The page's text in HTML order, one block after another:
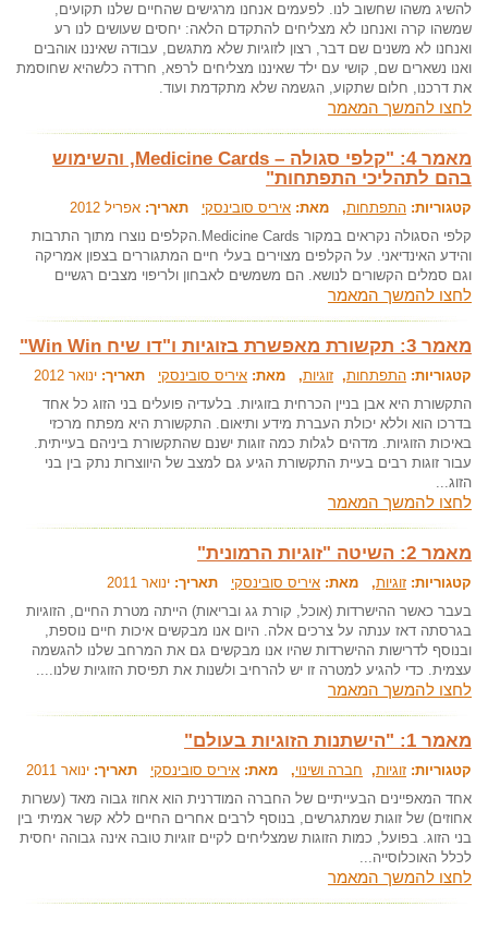
להשיג משהו שחשוב לנו. לפעמים אנחנו מרגישים שהחיים שלנו תקועים,
שמשהו קרה ואנחנו לא מצליחים להתקדם הלאה: יחסים שעושים לנו רע
ואנחנו לא משנים שם דבר, רצון לזוגיות שלא מתגשם, עבודה שאיננו אוהבים
ואנו נשארים שם, קושי עם ילד שאיננו מצליחים לרפא, חרדה כלשהיא שחוסמת
את דרכנו, חלום שתקוע, הגשמה שלא מתקדמת ועוד.
לחצו להמשך המאמר
מאמר 4: "קלפי סגולה – Medicine Cards, והשימוש
בהם לתהליכי התפתחות"
קטגוריות: התפתחות, מאת: איריס סובינסקי תאריך: אפריל 2012
קלפי הסגולה נקראים במקור Medicine Cards.הקלפים נוצרו מתוך התרבות
והידע האינדיאני. על הקלפים מצוירים בעלי חיים המתגוררים בצפון אמריקה
וגם סמלים הקשורים לנושא. הם משמשים לאבחון ולריפוי מצבים רגשיים
לחצו להמשך המאמר
מאמר 3: תקשורת מאפשרת בזוגיות ו"דו שיח Win Win"
קטגוריות: התפתחות, זוגיות, מאת: איריס סובינסקי תאריך: ינואר 2012
התקשורת היא אבן בניין הכרחית בזוגיות. בלעדיה פועלים בני הזוג כל אחד
בדרכו הוא וללא יכולת העברת מידע ותיאום. התקשורת היא מפתח מרכזי
באיכות הזוגיות. מדהים לגלות כמה זוגות ישנם שהתקשורת ביניהם בעייתית.
עבור זוגות רבים בעיית התקשורת הגיע גם למצב של היווצרות נתק בין בני
הזוג...
לחצו להמשך המאמר
מאמר 2: השיטה "זוגיות הרמונית"
קטגוריות: זוגיות, מאת: איריס סובינסקי תאריך: ינואר 2011
בעבר כאשר ההישרדות (אוכל, קורת גג ובריאות) הייתה מטרת החיים, הזוגיות
בגרסתה דאז ענתה על צרכים אלה. היום אנו מבקשים איכות חיים נוספת,
ובנוסף לדרישות ההישרדות שהיו אנו מבקשים גם את המרחב שלנו להגשמה
עצמית. כדי להגיע למטרה זו יש להרחיב ולשנות את תפיסת הזוגיות שלנו....
לחצו להמשך המאמר
מאמר 1: "הישתנות הזוגיות בעולם"
קטגוריות: זוגיות, חברה ושינוי, מאת: איריס סובינסקי תאריך: ינואר 2011
אחד המאפיינים הבעייתיים של החברה המודרנית הוא אחוז גבוה מאד (עשרות
אחוזים) של זוגות שמתגרשים, בנוסף לרבים אחרים החיים ללא קשר אמיתי בין
בני הזוג. בפועל, כמות הזוגות שמצליחים לקיים זוגיות טובה אינה גבוהה יחסית
לכלל האוכלוסייה...
לחצו להמשך המאמר